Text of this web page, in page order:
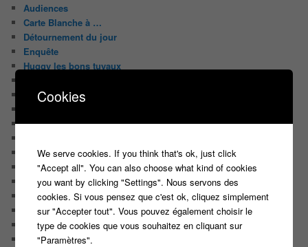
Audiences
Carte Blanche à …
Détournement du jour
Enquête
Huggy les bons tuyaux
La chroniquette du Matin
Le Casteur Masqué !
Le journal de bord du Blog
Les articles de Lora
Les derniers castings
Les derniers Jeux
Les indiscrétions de la petite souris
Les infos du net
LES INTRIGUES DE MILADY
Cookies
We serve cookies. If you think that's ok, just click
"Accept all". You can also choose what kind of cookies
you want by clicking "Settings". Nous servons des
cookies. Si vous pensez que c'est ok, cliquez simplement
sur "Accepter tout". Vous pouvez également choisir le
type de cookies que vous souhaitez en cliquant sur
"Paramètres".